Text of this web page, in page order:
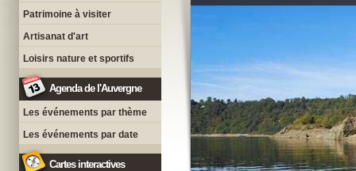
Patrimoine à visiter
Artisanat d'art
Loisirs nature et sportifs
Agenda de l'Auvergne
Les événements par thème
Les événements par date
Cartes interactives